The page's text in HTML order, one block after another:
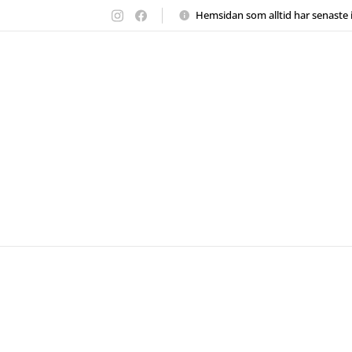
Hemsidan som alltid har senaste